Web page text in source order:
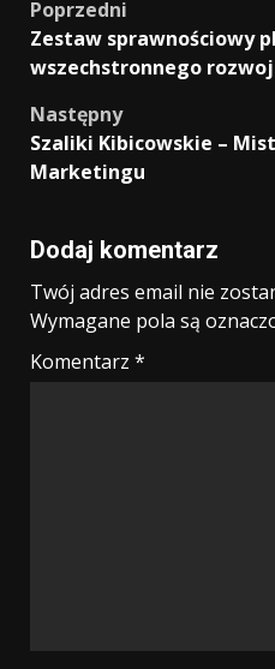
Zobacz
wpisy
Poprzedni
Zestaw sprawnościowy
wszechstronnego
Następny
Szaliki Kibicowskie –
Marketingu
Dodaj komentarz
Twój adres email nie
Wymagane pola są
Komentarz *